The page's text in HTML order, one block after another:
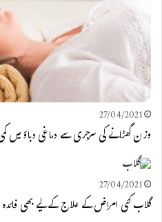
27/04/2021
وزن گھٹانے کی سرجری سے دماغی دباؤ میں
27/04/2021
گلاب کئی امراض کے علاج کے لیے بھی